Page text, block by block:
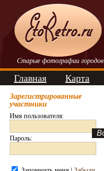
Старые фотографии городов
Главная Карта
Зарегистрированные
участники
Имя пользователя:
Пароль: